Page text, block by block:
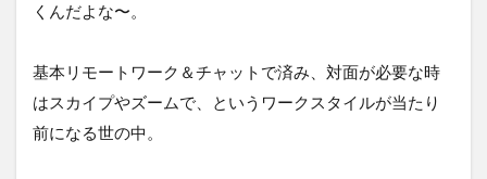
くんだよな〜。
基本リモートワーク＆チャットで済み、対面が必要な時
はスカイプやズームで、というワークスタイルが当たり
前になる世の中。